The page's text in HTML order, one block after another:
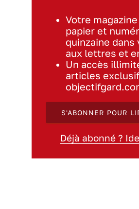
Votre
papier et
quinzaine
aux lettres et
Un accès
articles
S'ABONNER POUR
Déjà abonné ?